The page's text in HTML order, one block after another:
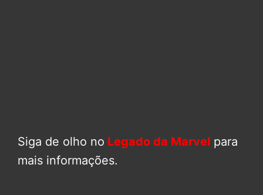
Siga de olho no Legado da Marvel para
mais informações.